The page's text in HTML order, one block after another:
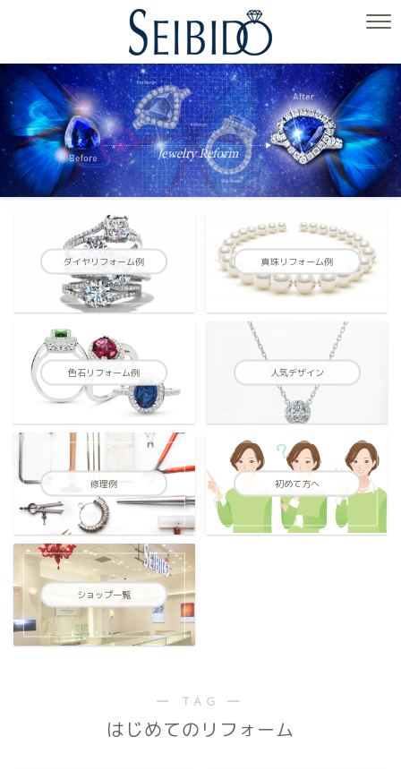
ダイヤリフォーム例 真珠リフォーム例
色石リフォーム例 人気デザイン
修理例 初めて方へ
ショップ一覧
― TAG ―
はじめてのリフォーム